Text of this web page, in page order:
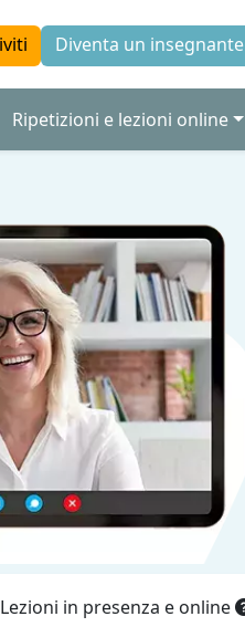
Diventa un insegnante
Ripetizioni e lezioni online
Lezioni in presenza e online